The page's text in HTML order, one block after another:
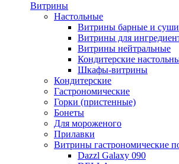
Витрины
Настольные
Витрины барные и
Витрины для
Витрины нейтральные
Кондитерские
Шкафы-витрины
Кондитерские
Гастрономические
Горки (пристенные)
Бонеты
Для мороженого
Прилавки
Витрины гастрономические
Dazzl Galaxy 090